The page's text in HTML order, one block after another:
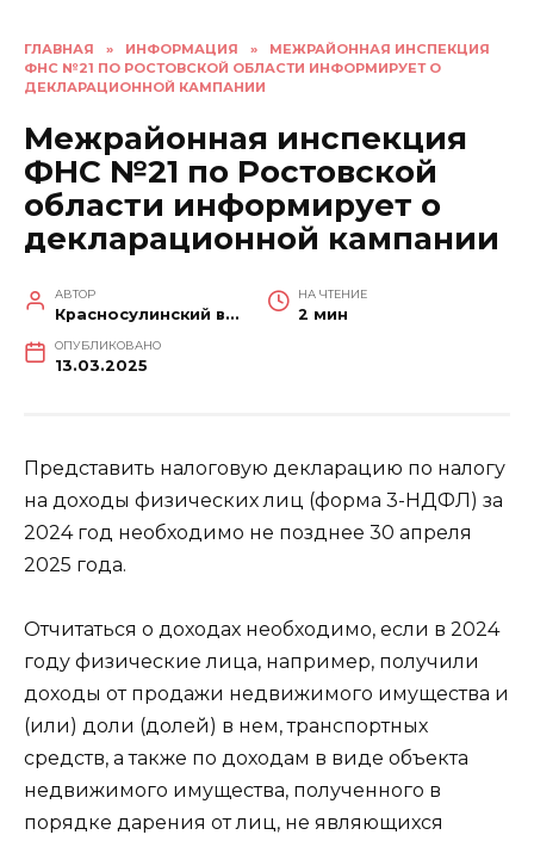
ГЛАВНАЯ » ИНФОРМАЦИЯ »
МЕЖРАЙОННАЯ ИНСПЕКЦИЯ
ФНС №21 ПО РОСТОВСКОЙ ОБЛАСТИ ИНФОРМИРУЕТ О
ДЕКЛАРАЦИОННОЙ КАМПАНИИ
Межрайонная инспекция
ФНС №21 по Ростовской
области информирует о
декларационной кампании
АВТОР
Красносулинский вестник
НА ЧТЕНИЕ
2 мин
ОПУБЛИКОВАНО
13.03.2025
Представить налоговую декларацию по налогу
на доходы физических лиц (форма 3-НДФЛ) за
2024 год необходимо не позднее 30 апреля
2025 года.
Отчитаться о доходах необходимо, если в 2024
году физические лица, например, получили
доходы от продажи недвижимого имущества и
(или) доли (долей) в нем, транспортных
средств, а также по доходам в виде объекта
недвижимого имущества, полученного в
порядке дарения от лиц, не являющихся